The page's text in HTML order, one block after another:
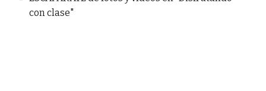
con clase"